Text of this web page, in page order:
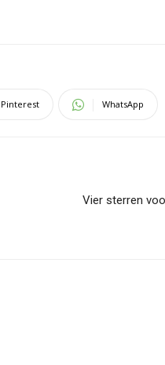
Pinterest WhatsApp
Vier sterren